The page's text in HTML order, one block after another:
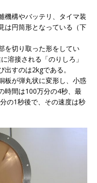
機構やバッテリ、タイマ装
は円筒形となっている（下
を切り取った形をしてい
溶接される「のりしろ」
すのは2kgである。
板が弾丸状に変形し、小惑
時間は100万分の4秒、最
の1秒後で、その速度は秒